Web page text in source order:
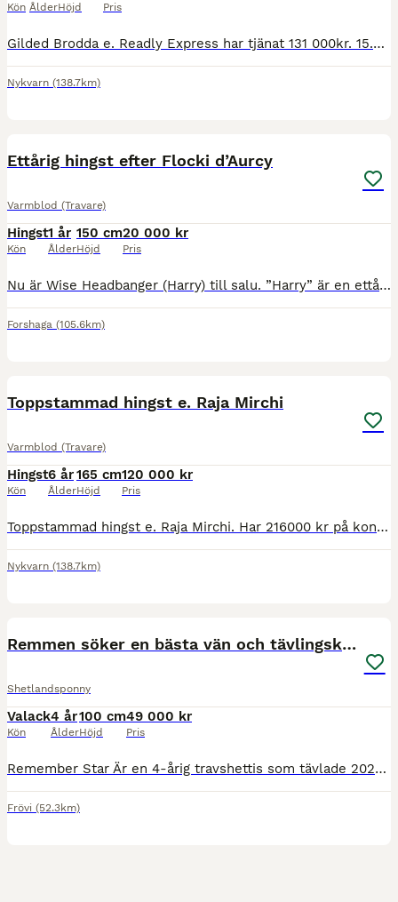
Kön ÅlderHöjd Pris
Gilded Brodda e. Readly Express har tjänat 131 000kr. 15.2am. 13.7k. Är på väg uppåt i karriären, har mycket att hämta på travbanorna. Säljes på grund av avveckling av verksamhet.
Nykvarn (138.7km)
Ettårig hingst efter Flocki d’Aurcy
Varmblod (Travare)
Hingst
Kön
1 år
Ålder
150 cm
Höjd
20 000 kr
Pris
Nu är Wise Headbanger (Harry) till salu. ”Harry” är en ettårig hingst efter Flocki d’Aurcy och Tyra palema. Pappa Flocki hade en framgångsrik unghästkarriär i Frankrike. Han vann 6 av sina första 7
Forshaga (105.6km)
Toppstammad hingst e. Raja Mirchi
Varmblod (Travare)
Hingst
Kön
6 år
Ålder
165 cm
Höjd
120 000 kr
Pris
Toppstammad hingst e. Raja Mirchi. Har 216000 kr på kontot. 14.6am, 13.7ak är på väg mot V85 lopp. Senaste tävlingsresultat 3,1,5. Har mcket bra form för dagen och är klar att anmäla till lopp. Säljes
Nykvarn (138.7km)
Remmen söker en bästa vän och tävlingskompis
Shetlandsponny
Valack
Kön
4 år
Ålder
100 cm
Höjd
49 000 kr
Pris
Remember Star Är en 4-årig travshettis som tävlade 2025 med flertalet framgångar och vinster. Var med på kriteriet för 3åringar. Rekordtid på 2.50,7 som 3åring. Fantastisk stam som gör att med rätt
Frövi (52.3km)